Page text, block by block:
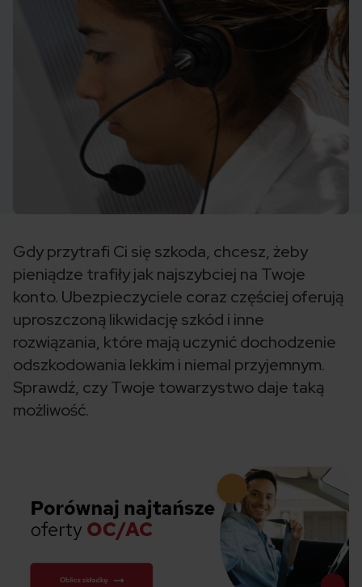
Gdy przytrafi Ci się szkoda, chcesz, żeby
pieniądze trafiły jak najszybciej na Twoje
konto. Ubezpieczyciele coraz częściej oferują
uproszczoną likwidację szkód i inne
rozwiązania, które mają uczynić dochodzenie
odszkodowania lekkim i niemal przyjemnym.
Sprawdź, czy Twoje towarzystwo daje taką
możliwość.